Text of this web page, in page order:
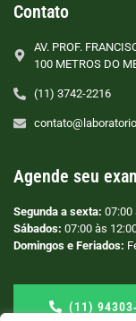
Contato
AV. PROF.
100 METROS DO
(11) 3742-2216
Agende seu
Segunda a sexta: 07:00
Sábados: 07:00 às
Domingos e Feriados:
(11)